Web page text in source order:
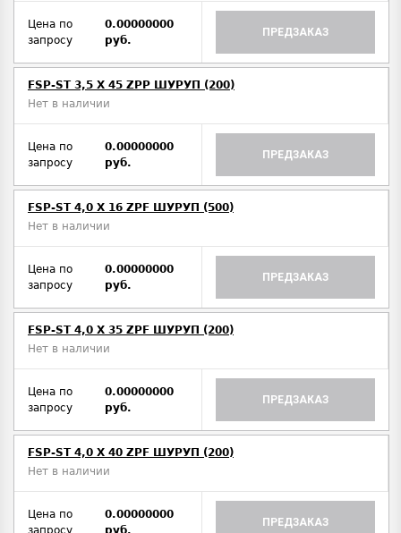
Цена по
запросу
0.00000000
руб.
ПРЕДЗАКАЗ
FSP-ST 3,5 X 45 ZPP ШУРУП (200)
Нет в наличии
Цена по
запросу
0.00000000
руб.
ПРЕДЗАКАЗ
FSP-ST 4,0 X 16 ZPF ШУРУП (500)
Нет в наличии
Цена по
запросу
0.00000000
руб.
ПРЕДЗАКАЗ
FSP-ST 4,0 X 35 ZPF ШУРУП (200)
Нет в наличии
Цена по
запросу
0.00000000
руб.
ПРЕДЗАКАЗ
FSP-ST 4,0 X 40 ZPF ШУРУП (200)
Нет в наличии
Цена по
0.00000000
ПРЕДЗАКАЗ